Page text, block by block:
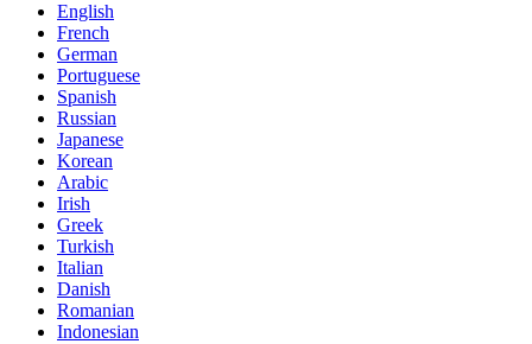
English
French
German
Portuguese
Spanish
Russian
Japanese
Korean
Arabic
Irish
Greek
Turkish
Italian
Danish
Romanian
Indonesian